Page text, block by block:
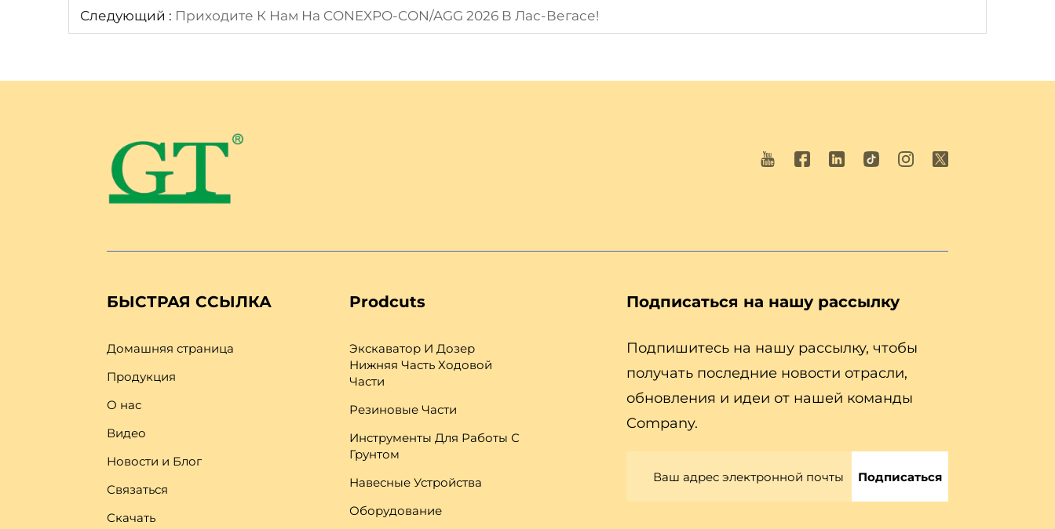
Следующий : Приходите К Нам На CONEXPO-CON/AGG 2026 В Лас-Вегасе!
БЫСТРАЯ ССЫЛКА
Домашняя страница
Продукция
О нас
Видео
Новости и Блог
Связаться
Скачать
Prodcuts
Экскаватор И Дозер
Нижняя Часть Ходовой
Части
Резиновые Части
Инструменты Для Работы С
Грунтом
Навесные Устройства
Оборудование
Подписаться на нашу рассылку
Подпишитесь на нашу рассылку, чтобы
получать последние новости отрасли,
обновления и идеи от нашей команды
Company.
Подписаться